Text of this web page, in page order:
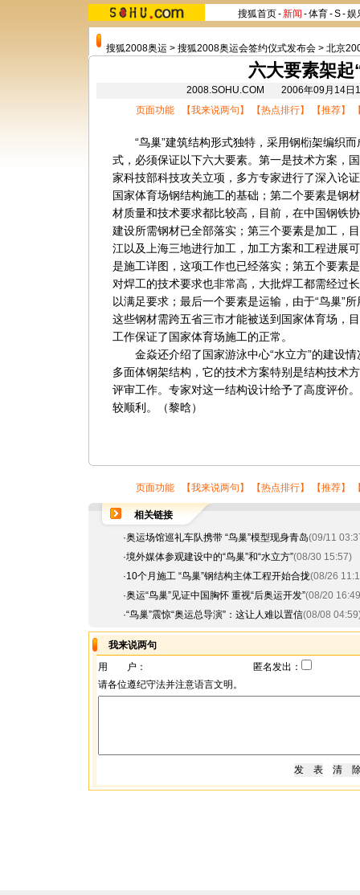
搜狐首页-新闻 -体育-S-娱
搜狐2008奥运 > 搜狐2008奥运会签约仪式发布会 > 北京
六大要素架起
2008.SOHU.COM 2006年09月14
页面功能 【我来说两句 】 【热点排行】 【推荐】
“鸟巢”建筑结构形式独特，采用钢椼架编织而
式，必须保证以下六大要素。第一是技术方案，
家科技部科技攻关立项，多方专家进行了深入论
国家体育场钢结构施工的基础；第二个要素是钢
材质量和技术要求都比较高，目前，在中国钢铁
建设所需钢材已全部落实；第三个要素是加工，
江以及 上海三地进行加工，加工方案和工程进展
是施工详图，这项工作也已经落实；第五个要素
对焊工的技术要求也非常高，大批焊工都需经过
以满足要求；最后一个要素是运输，由于“鸟巢”
这些钢材需跨五省三市才能被送到国家体育场，
工作保证了国家体育场施工的正常。
金焱还介绍了国家游泳中心“水立方”的建设情
多面体钢架结构，它的技术方案特别是结构技术
评审工作。专家对这一结构设计给予了高度评价
较顺利。（黎晗）
页面功能 【我来说两句 】 【热点排行】 【推荐】
相关链接
·奥运场馆巡礼车队携带 “鸟巢”模型现身青岛(09/11
·境外媒体参观建设中的“鸟巢”和“水立方”(08/30 15:57)
·10个月施工 “鸟巢”钢结构主体工程开始合拢(08/26
·奥运“鸟巢”见证中国胸怀 重视“后奥运开发”(08/20
·“鸟巢”震惊“奥运总导演”：这让人难以置信(08/08
我来说两句
用 户：
匿名发出：
请各位遵纪守法并注意语言文明。